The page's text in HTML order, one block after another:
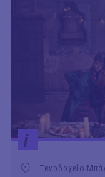
i
Ξενοδοχείο